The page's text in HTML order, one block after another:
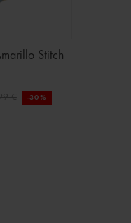
Stitch
€ -30%